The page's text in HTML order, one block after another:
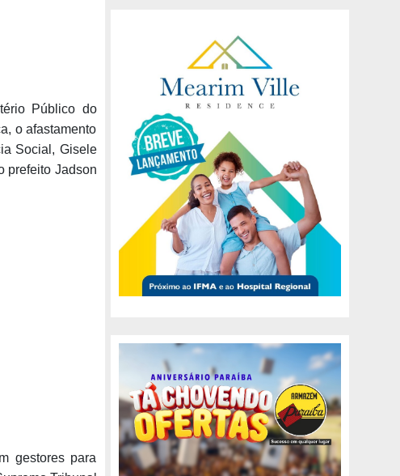
Público do
o afastamento
Social, Gisele
prefeito Jadson
gestores para